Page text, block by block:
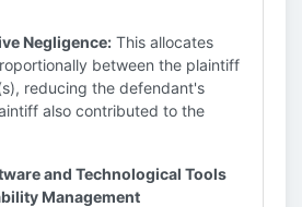
Negligence: This allocates
between the plaintiff
reducing the defendant's
also contributed to the
and Technological Tools
Management